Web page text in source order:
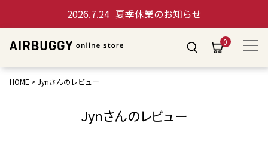
2026.7.24 夏季休業のお知らせ
0
HOME Jynさんのレビュー
Jynさんのレビュー